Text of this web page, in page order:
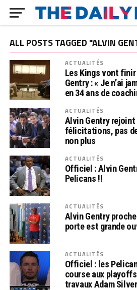
ALL POSTS TAGGED "ALVIN
ACTUALITÉS
Les Kings vont
Gentry : « Je n’ai
en 34 ans de
ACTUALITÉS
Alvin Gentry
félicitations, pas
non plus
ACTUALITÉS
Officiel : Alvin
Pelicans !!
ACTUALITÉS
Alvin Gentry
porte est grande
ACTUALITÉS
Officiel : les
course aux
travaux Adam Silver